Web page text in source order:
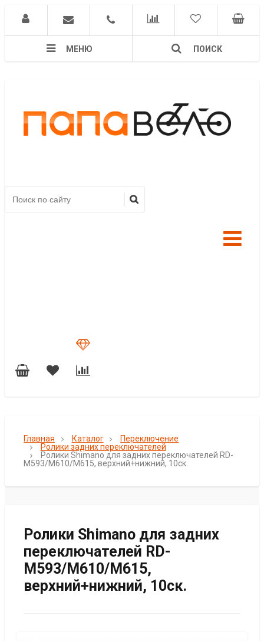
МЕНЮ ПОИСК
Главная Каталог
Переключение
Ролики задних переключателей
Ролики Shimano для задних переключателей RD-
M593/M610/M615, верхний+нижний, 10ск.
Ролики Shimano для задних
переключателей RD-
M593/M610/M615,
верхний+нижний, 10ск.